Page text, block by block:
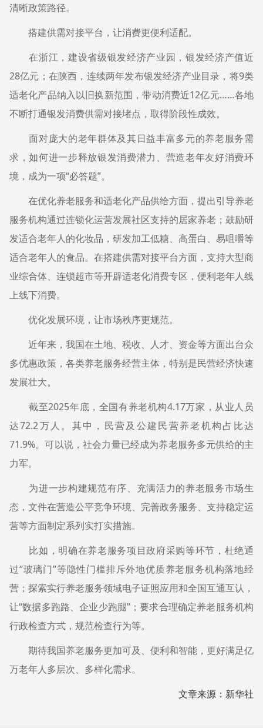
清晰政策路径。
搭建供需对接平台，让消费更便利适配。
在浙江，建设省级银发经济产业园，银发经济产值近
28亿元；在陕西，连续两年发布银发经济产业目录，将9类
适老化产品纳入以旧换新范围，带动消费近12亿元……各地
不断打通银发消费供需对接堵点，取得阶段性成效。
面对庞大的老年群体及其日益丰富多元的养老服务需
求，如何进一步释放银发消费潜力、营造老年友好消费环
境，成为一项“必答题”。
在优化养老服务和适老化产品供给方面，提出引导养老
服务机构通过连锁化运营发展社区支持的居家养老；鼓励研
发适合老年人的化妆品，研发加工低糖、高蛋白、易咀嚼等
适合老年人的食品。在搭建供需对接平台方面，支持大型商
业综合体、连锁超市等开辟适老化消费专区，便利老年人线
上线下消费。
优化发展环境，让市场秩序更规范。
近年来，我国在土地、税收、人才、资金等方面出台众
多优惠政策，各类养老服务经营主体，特别是民营经济快速
发展壮大。
截至2025年底，全国有养老机构4.17万家，从业人员
达72.2万人。其中，民营及公建民营养老机构占比达
71.9%。可以说，社会力量已经成为养老服务多元供给的主
力军。
为进一步构建规范有序、充满活力的养老服务市场生
态，文件在营造公平竞争环境、完善政务服务、支持稳定运
营等方面制定系列实打实措施。
比如，明确在养老服务项目政府采购等环节，杜绝通
过“玻璃门”等隐性门槛排斥外地优质养老服务机构落地经
营；探索实行养老服务领域电子证照应用和全国互通互认，
让“数据多跑路、企业少跑腿”；要求合理确定养老服务机构
行政检查方式，规范检查行为等。
期待我国养老服务更加可及、便利和智能，更好满足亿
万老年人多层次、多样化需求。
文章来源：新华社